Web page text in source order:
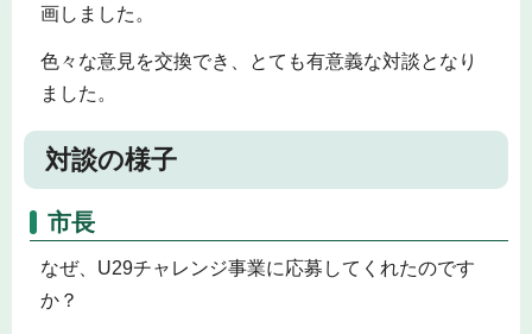
画しました。
色々な意見を交換でき、とても有意義な対談となり
ました。
対談の様子
市長
なぜ、U29チャレンジ事業に応募してくれたのです
か？